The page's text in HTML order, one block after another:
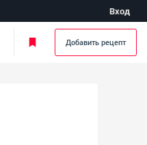
Вход
Добавить рецепт